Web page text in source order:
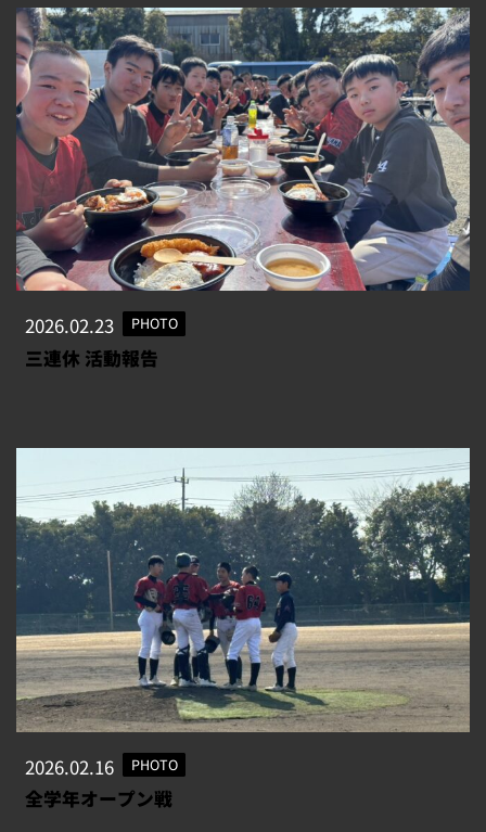
2026.02.23 PHOTO
三連休 活動報告
2026.02.16 PHOTO
全学年オープン戦